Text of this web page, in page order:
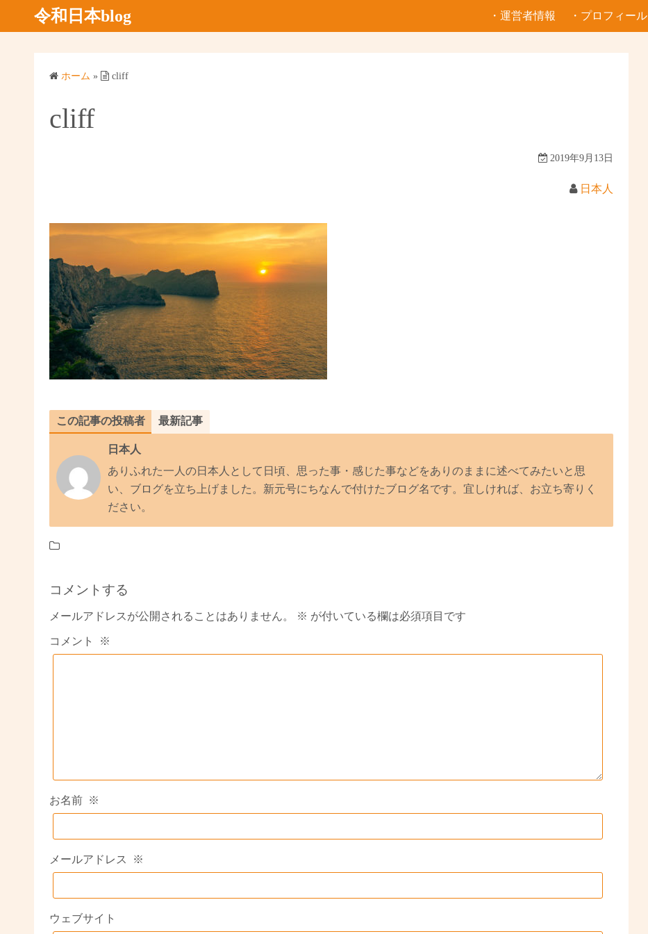
令和日本blog ・運営者情報 ・プロフィール
ホーム » cliff
cliff
2019年9月13日
日本人
この記事の投稿者 最新記事
日本人
ありふれた一人の日本人として日頃、思った事・感じた事などをありのままに述べてみたいと思
い、ブログを立ち上げました。新元号にちなんで付けたブログ名です。宜しければ、お立ち寄りく
ださい。
コメントする
メールアドレスが公開されることはありません。 ※ が付いている欄は必須項目です
コメント ※
お名前 ※
メールアドレス ※
ウェブサイト